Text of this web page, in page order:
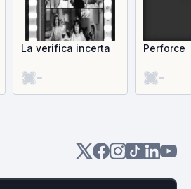
La verifica incerta
-
Perforce
-